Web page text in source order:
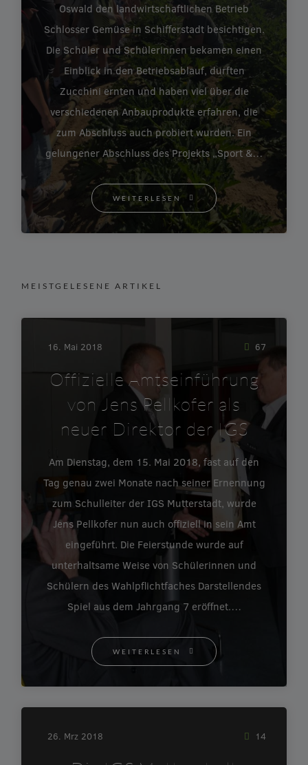
Oswald den landwirtschaftlichen Betrieb
Schlosser Gemüse in Schifferstadt besichtigen.
Die Schüler und Schülerinnen bekamen einen
Einblick in den Betriebsablauf, durften
Zucchini ernten und haben viel über die
verschiedenen Anbauprodukte erfahren, die
zum Abschluss auch probiert wurden. Ein
gelungener Abschluss des Projekts „Sport &…
WEITERLESEN
MEISTGELESENE ARTIKEL
16. Mai 2018 67
Offizielle Amtseinführung
von Jens Pellkofer als
neuer Direktor der IGS
Am Dienstag, dem 15. Mai 2018, fast auf den
Tag genau zwei Monate nach seiner Ernennung
zum Schulleiter der IGS Mutterstadt, wurde
Jens Pellkofer nun auch offiziell in sein Amt
eingeführt. Die Feierstunde wurde auf
unterhaltsame Weise von Schülerinnen und
Schülern des Wahlpflichtfaches Darstellendes
Spiel aus dem Jahrgang 7 eröffnet.…
WEITERLESEN
26. Mrz 2018 14